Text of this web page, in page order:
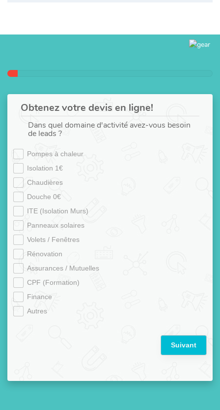
Obtenez votre devis en ligne!
Dans quel domaine d'activité avez-vous besoin
de leads ?
Pompes à chaleur
Isolation 1€
Chaudières
Douche 0€
ITE (Isolation Murs)
Panneaux solaires
Volets / Fenêtres
Rénovation
Assurances / Mutuelles
CPF (Formation)
Finance
Autres
Suivant